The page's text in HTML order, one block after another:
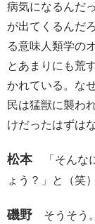
病気になるんだ
が出てくるんだ
る意味人類学の
とあまりにも荒
かれている。な
民は猛獣に襲わ
けだったはずは
松本「そんなに
ょう？」と（笑）
磯野 そうそう